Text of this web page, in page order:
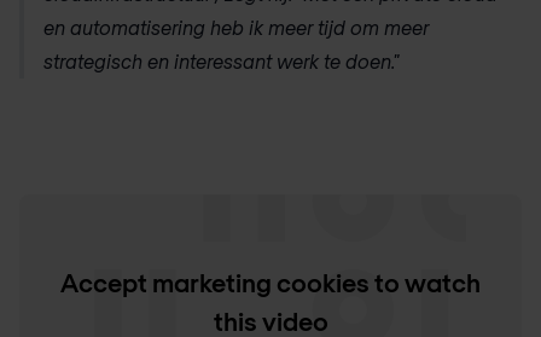
en automatisering heb ik meer tijd om meer
strategisch en interessant werk te doen."
Accept marketing cookies to watch
this video